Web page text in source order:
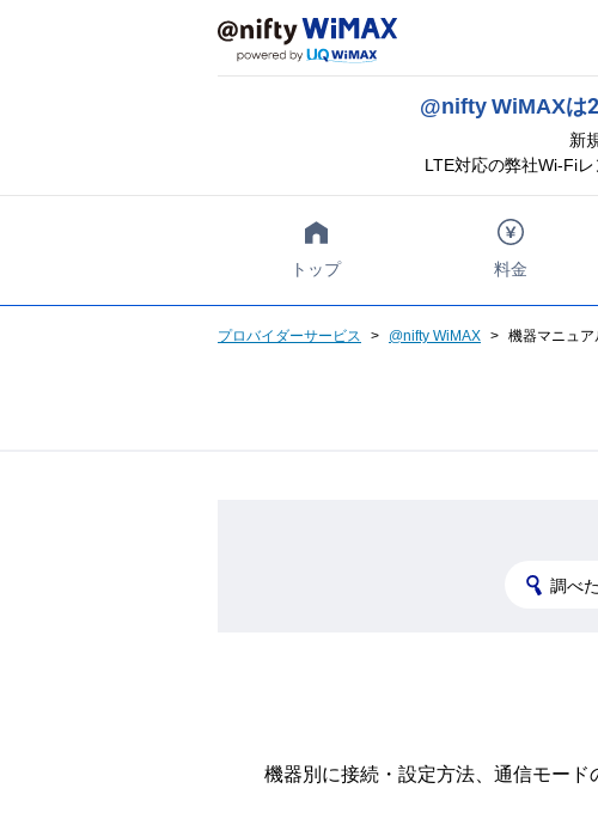
@nifty WiMAXは
新
LTE対応の弊社Wi-Fiレ
トップ 料金
プロバイダーサービス @nifty WiMAX 機器マニュア
機器別に接続・設定方法、通信モード